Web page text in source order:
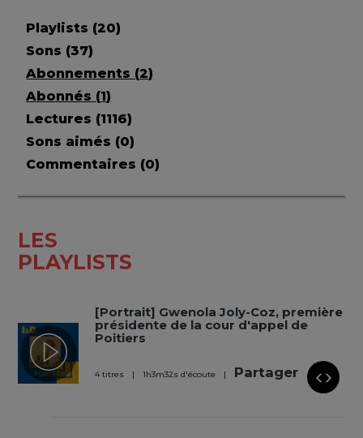
Playlists (20)
Sons (37)
Abonnements (2)
Abonnés (1)
Lectures (1116)
Sons aimés (0)
Commentaires (0)
LES
PLAYLISTS
[Portrait] Gwenola Joly-Coz, première
présidente de la cour d'appel de
Poitiers
4 titres 1h3m32s d'écoute Partager